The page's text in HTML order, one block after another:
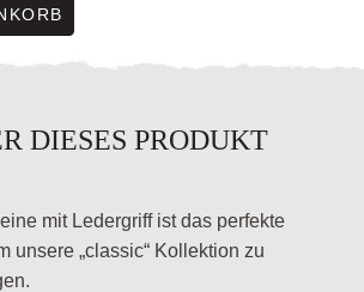
DIESES PRODUKT
mit Ledergriff ist das perfekte
unsere „classic“ Kollektion zu